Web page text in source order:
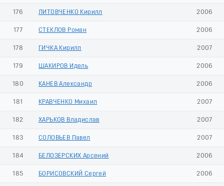
176 ЛИТОВЧЕНКО Кирилл 2006
177 СТЕКЛОВ Роман 2006
178 ГИЧКА Кирилл 2007
179 ШАКИРОВ Идель 2006
180 КАНЕВ Александр 2006
181 КРАВЧЕНКО Михаил 2007
182 ХАРЬКОВ Владислав 2007
183 СОЛОВЬЕВ Павел 2007
184 БЕЛОЗЕРСКИХ Арсений 2006
185 БОРИСОВСКИЙ Сергей 2006